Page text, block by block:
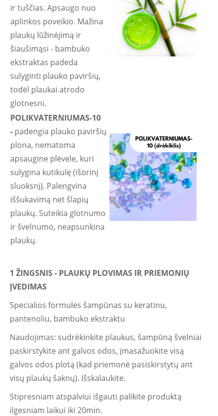
ir tuščias. Apsaugo nuo
aplinkos poveikio. Mažina
plaukų lūžinėjimą ir
šiaušimąsi - bambuko
ekstraktas padeda
sulyginti plauko paviršių,
todėl plaukai atrodo
glotnesni.
POLIKVATERNIUMAS-10
- padengia plauko paviršių
plona, nematoma
apsaugine plėvele, kuri
sulygina kutikulę (išorinį
sluoksnį). Palengvina
iššukavimą net šlapių
plaukų. Suteikia glotnumo
ir švelnumo, neapsunkina
plaukų.
1 ŽINGSNIS - PLAUKŲ PLOVIMAS IR PRIEMONIŲ
ĮVEDIMAS
Specialios formulės šampūnas su keratinu,
pantenoliu, bambuko ekstraktu
Naudojimas: sudrėkinkite plaukus, šampūną švelniai
paskirstykite ant galvos odos, įmasažuokite visą
galvos odos plotą (kad priemonė pasiskirstytų ant
visų plaukų šaknų). Išskalaukite.
Stipresniam atspalviui išgauti palikite produktą
ilgesniam laikui iki 20min.